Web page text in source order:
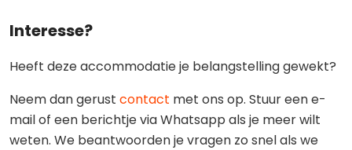
Interesse?
Heeft deze accommodatie je belangstelling gewekt?
Neem dan gerust contact met ons op. Stuur een e-
mail of een berichtje via Whatsapp als je meer wilt
weten. We beantwoorden je vragen zo snel als we